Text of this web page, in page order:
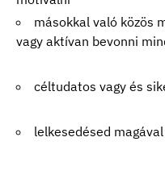
másokkal való közös
vagy aktívan bevonni
céltudatos vagy és
lelkesedésed